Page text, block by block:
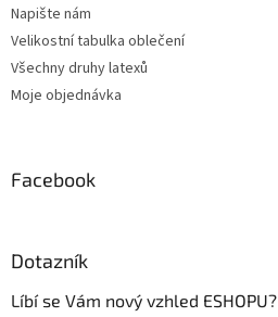
Napište nám
Velikostní tabulka oblečení
Všechny druhy latexů
Moje objednávka
Facebook
Dotazník
Líbí se Vám nový vzhled ESHOPU?